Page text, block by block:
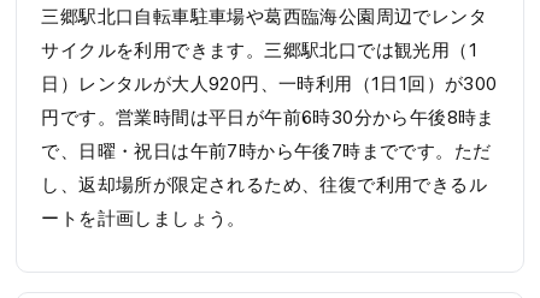
三郷駅北口自転車駐車場や葛西臨海公園周辺でレンタ
サイクルを利用できます。三郷駅北口では観光用（1
日）レンタルが大人920円、一時利用（1日1回）が300
円です。営業時間は平日が午前6時30分から午後8時ま
で、日曜・祝日は午前7時から午後7時までです。ただ
し、返却場所が限定されるため、往復で利用できるル
ートを計画しましょう。